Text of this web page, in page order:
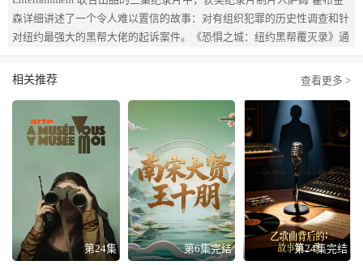
森详细讲述了一个令人难以置信的故事：对有组织犯罪的历史性调查和针
对纽约最强大的黑帮大佬的起诉案件。《恐惧之城：纽约黑帮覆灭录》通
通过控制工会、高层建筑和其他行业进行有组织犯罪，从而净赚数十亿美
景再现，共同描绘出这个“暴徒黄金时代”令人震惊而又迷人的画面。
相关推荐 查看更多 >
第24集
第6集完结
第24集完结